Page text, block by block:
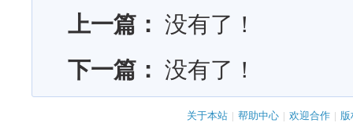
上一篇： 没有了！
下一篇： 没有了！
关于本站 | 帮助中心 | 欢迎合作 |